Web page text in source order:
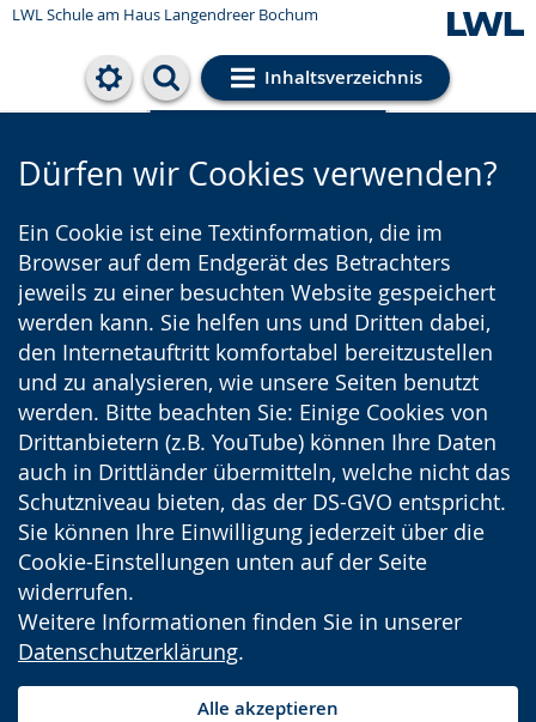
LWL Schule am Haus Langendreer Bochum
Inhaltsverzeichnis
Cookie-Einstellungen
Dürfen wir Cookies verwenden?
Ein Cookie ist eine Textinformation, die im
Browser auf dem Endgerät des Betrachters
jeweils zu einer besuchten Website gespeichert
werden kann. Sie helfen uns und Dritten dabei,
den Internetauftritt komfortabel bereitzustellen
und zu analysieren, wie unsere Seiten benutzt
werden. Bitte beachten Sie: Einige Cookies von
Drittanbietern (z.B. YouTube) können Ihre Daten
auch in Drittländer übermitteln, welche nicht das
Schutzniveau bieten, das der DS-GVO entspricht.
Sie können Ihre Einwilligung jederzeit über die
Cookie-Einstellungen unten auf der Seite
widerrufen.
Weitere Informationen finden Sie in unserer
Datenschutzerklärung.
Alle akzeptieren